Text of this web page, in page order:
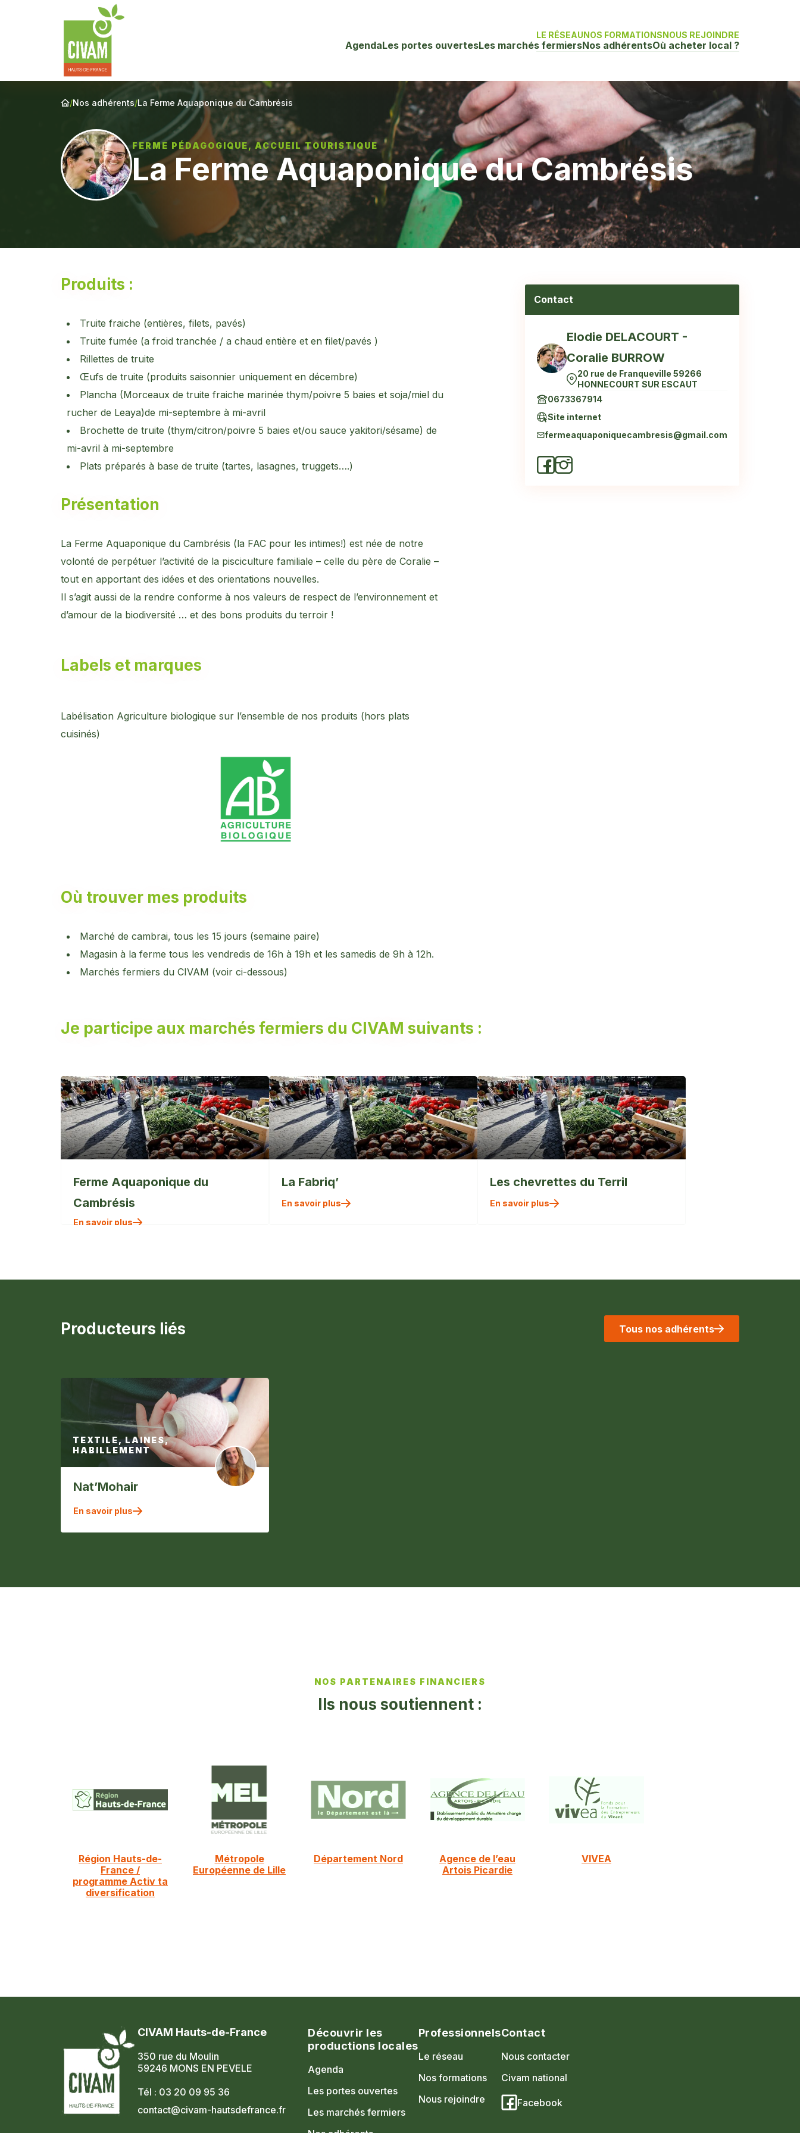
LE RÉSEAUNOS FORMATIONSNOUS REJOINDRE
AgendaLes portes ouvertesLes marchés fermiersNos adhérentsOù acheter local ?
/Nos adhérents/La Ferme Aquaponique du Cambrésis
FERME PÉDAGOGIQUE, ACCUEIL TOURISTIQUE
La Ferme Aquaponique du Cambrésis
Produits :
Truite fraiche (entières, filets, pavés)
Truite fumée (a froid tranchée / a chaud entière et en filet/pavés )
Rillettes de truite
Œufs de truite (produits saisonnier uniquement en décembre)
Plancha (Morceaux de truite fraiche marinée thym/poivre 5 baies et soja/miel du
rucher de Leaya)de mi-septembre à mi-avril
Brochette de truite (thym/citron/poivre 5 baies et/ou sauce yakitori/sésame) de
mi-avril à mi-septembre
Plats préparés à base de truite (tartes, lasagnes, truggets….)
Présentation
La Ferme Aquaponique du Cambrésis (la FAC pour les intimes!) est née de notre
volonté de perpétuer l’activité de la pisciculture familiale – celle du père de Coralie –
tout en apportant des idées et des orientations nouvelles.
Il s’agit aussi de la rendre conforme à nos valeurs de respect de l’environnement et
d’amour de la biodiversité … et des bons produits du terroir !
Labels et marques
Labélisation Agriculture biologique sur l’ensemble de nos produits (hors plats
cuisinés)
Où trouver mes produits
Marché de cambrai, tous les 15 jours (semaine paire)
Magasin à la ferme tous les vendredis de 16h à 19h et les samedis de 9h à 12h.
Marchés fermiers du CIVAM (voir ci-dessous)
Contact
Elodie DELACOURT -
Coralie BURROW
20 rue de Franqueville 59266
HONNECOURT SUR ESCAUT
0673367914
Site internet
fermeaquaponiquecambresis@gmail.com
Je participe aux marchés fermiers du CIVAM suivants :
Ferme Aquaponique du
Cambrésis
En savoir plus
La Fabriq’
En savoir plus
Les chevrettes du Terril
En savoir plus
Producteurs liés Tous nos adhérents
TEXTILE, LAINES,
HABILLEMENT
Nat’Mohair
En savoir plus
NOS PARTENAIRES FINANCIERS
Ils nous soutiennent :
Région Hauts-de-
France /
programme Activ ta
diversification
Métropole
Européenne de Lille
Département Nord
Agence de l’eau
Artois Picardie
VIVEA
CIVAM Hauts-de-France
350 rue du Moulin
59246 MONS EN PEVELE
Tél : 03 20 09 95 36
contact@civam-hautsdefrance.fr
Découvrir les
productions locales
Agenda
Les portes ouvertes
Les marchés fermiers
Professionnels
Le réseau
Nos formations
Nous rejoindre
Contact
Nous contacter
Civam national
Facebook